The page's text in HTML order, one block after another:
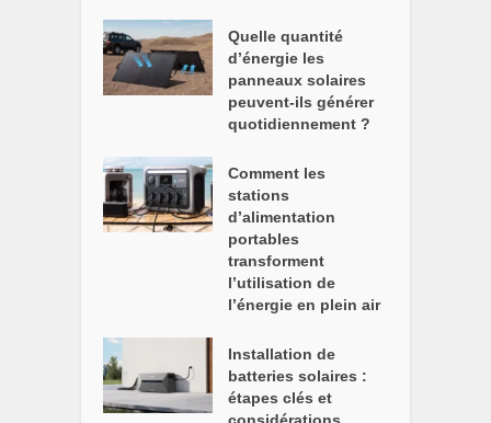
Quelle quantité
d’énergie les
panneaux solaires
peuvent-ils générer
quotidiennement ?
Comment les
stations
d’alimentation
portables
transforment
l’utilisation de
l’énergie en plein air
Installation de
batteries solaires :
étapes clés et